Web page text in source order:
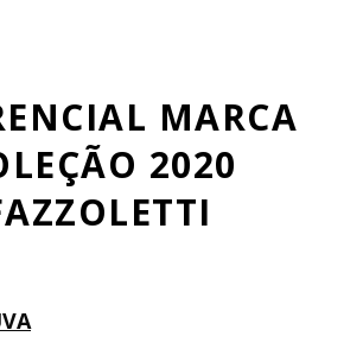
MARCA
2020